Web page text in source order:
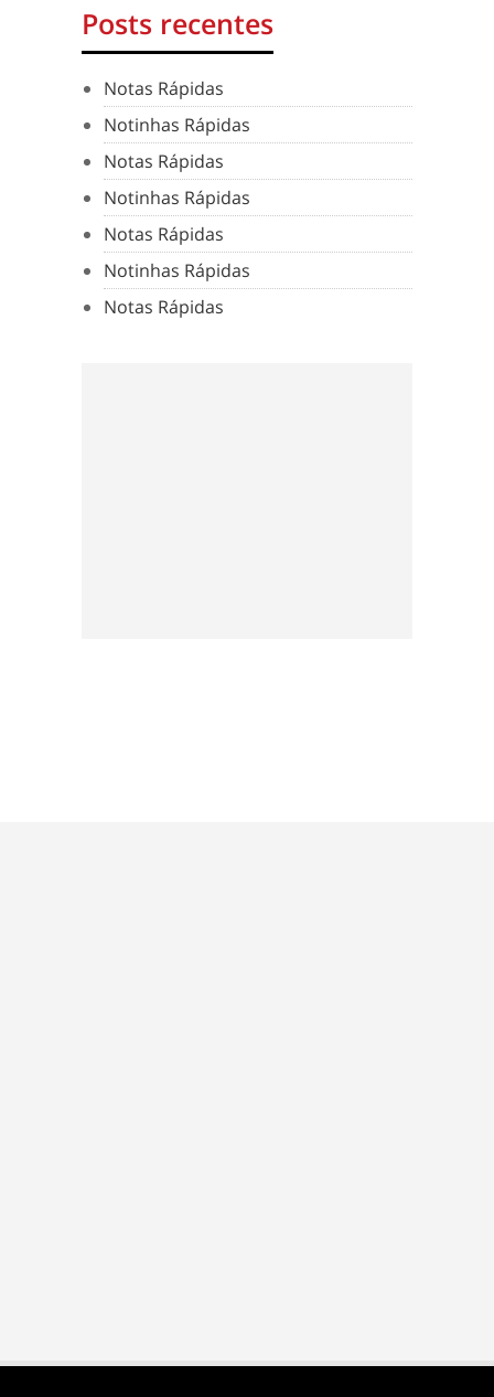
Posts recentes
Notas Rápidas
Notinhas Rápidas
Notas Rápidas
Notinhas Rápidas
Notas Rápidas
Notinhas Rápidas
Notas Rápidas